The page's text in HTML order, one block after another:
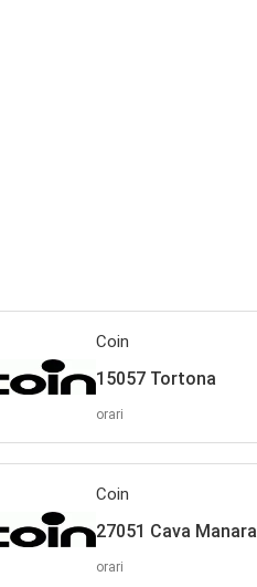
Coin
15057 Tortona
orari
Coin
27051 Cava Manara
orari